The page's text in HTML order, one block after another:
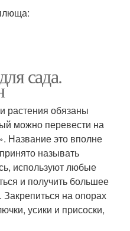
сада.
растения обязаны
можно перевести на
Название это вполне
называть
используют любые
и получить большее
Закрепиться на опорах
усики и присоски,